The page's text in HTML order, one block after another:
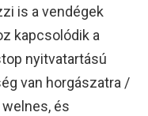
is a vendégek
kapcsolódik a
nyitvatartású
van horgászatra /
és